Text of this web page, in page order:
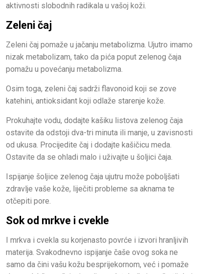
aktivnosti slobodnih radikala u vašoj koži.
Zeleni čaj
Zeleni čaj pomaže u jačanju metabolizma. Ujutro imamo
nizak metabolizam, tako da pića poput zelenog čaja
pomažu u povećanju metabolizma.
Osim toga, zeleni čaj sadrži flavonoid koji se zove
katehini, antioksidant koji odlaže starenje kože.
Prokuhajte vodu, dodajte kašiku listova zelenog čaja
ostavite da odstoji dva-tri minuta ili manje, u zavisnosti
od ukusa. Procijedite čaj i dodajte kašičicu meda.
Ostavite da se ohladi malo i uživajte u šoljici čaja.
Ispijanje šoljice zelenog čaja ujutru može poboljšati
zdravlje vaše kože, liječiti probleme sa aknama te
otčepiti pore.
Sok od mrkve i cvekle
I mrkva i cvekla su korjenasto povrće i izvori hranljivih
materija. Svakodnevno ispijanje čaše ovog soka ne
samo da čini vašu kožu besprijekornom, već i pomaže